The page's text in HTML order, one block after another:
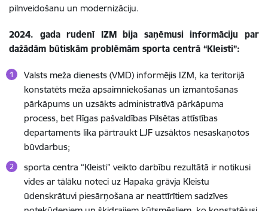
pilnveidošanu un modernizāciju.
2024. gada rudenī IZM bija saņēmusi informāciju par
dažādām būtiskām problēmām sporta centrā “Kleisti”:
Valsts meža dienests (VMD) informējis IZM, ka teritorijā
konstatēts meža apsaimniekošanas un izmantošanas
pārkāpums un uzsākts administratīvā pārkāpuma
process, bet Rīgas pašvaldības Pilsētas attīstības
departaments lika pārtraukt LJF uzsāktos nesaskaņotos
būvdarbus;
sporta centra “Kleisti” veikto darbību rezultātā ir notikusi
vides ar tālāku noteci uz Hapaka grāvja Kleistu
ūdenskrātuvi piesārņošana ar neattīrītiem sadzīves